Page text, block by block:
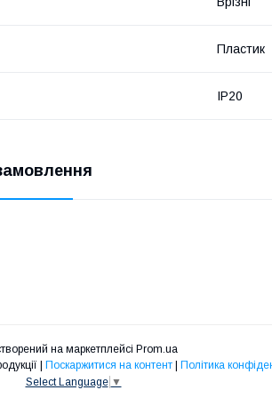
Пластик
IP20
на маркетплейсі Prom.ua
"МІРА" | Магазин світлодіодної продукції | Поскаржитися на контент | Політика
Select Language ▼